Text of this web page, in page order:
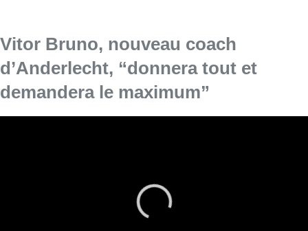
Vitor Bruno, nouveau coach
d’Anderlecht, “donnera tout et
demandera le maximum”
sa place, la vision et la passion” de la direction qui l’a
convaincu. “C’est aussi un défi pour moi, et j’aime ce genre
de défi”, a commenté le Portugais à l’occasion de sa